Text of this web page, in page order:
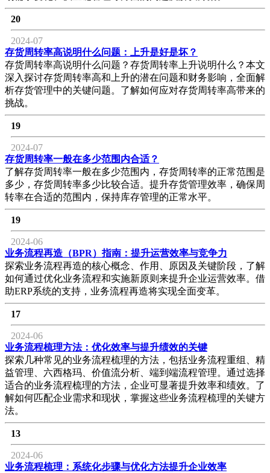
20
2024-07
存货周转率高说明什么问题：上升是好是坏？
存货周转率高说明什么问题？存货周转率上升说明什么？本文
深入探讨存货周转率高和上升的潜在问题和财务影响，全面解
析存货管理中的关键问题。了解如何应对存货周转率高带来的
挑战。
19
2024-07
存货周转率一般在多少范围内合适？
了解存货周转率一般在多少范围内，存货周转率的正常范围是
多少，存货周转率多少比较合适。提升存货管理效率，确保周
转率在合适的范围内，保持库存管理的正常水平。
19
2024-06
业务流程再造（BPR）指南：提升运营效率与竞争力
探索业务流程再造的核心概念、作用、原因及关键阶段，了解
如何通过优化业务流程和实施新原则来提升企业运营效率。借
助ERP系统的支持，业务流程再造将实现全面变革。
17
2024-06
业务流程梳理方法：优化效率与提升绩效的关键
探索几种常见的业务流程梳理的方法，包括业务流程重组、精
益管理、六西格玛、价值流分析、端到端流程管理。通过选择
适合的业务流程梳理的方法，企业可显著提升效率和绩效。了
解如何匹配企业需求和现状，掌握这些业务流程梳理的关键方
法。
13
2024-06
业务流程梳理：系统化步骤与优化方法提升企业效率